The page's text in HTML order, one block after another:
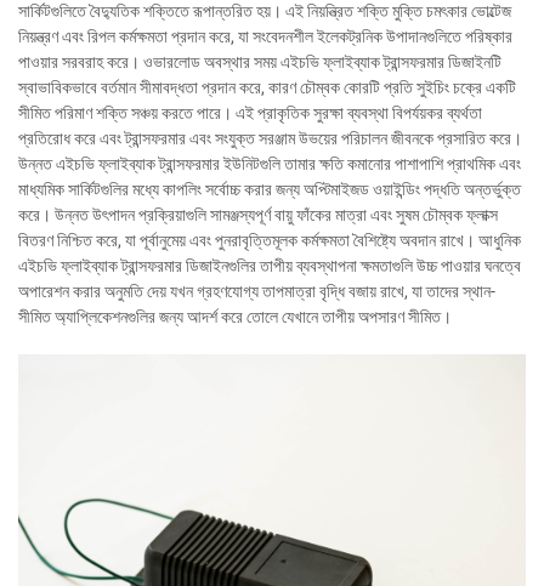
সার্কিটগুলিতে বৈদ্যুতিক শক্তিতে রূপান্তরিত হয়। এই নিয়ন্ত্রিত শক্তি মুক্তি চমৎকার ভোল্টেজ
নিয়ন্ত্রণ এবং রিপল কর্মক্ষমতা প্রদান করে, যা সংবেদনশীল ইলেকট্রনিক উপাদানগুলিতে পরিষ্কার
পাওয়ার সরবরাহ করে। ওভারলোড অবস্থার সময় এইচভি ফ্লাইব্যাক ট্রান্সফরমার ডিজাইনটি
স্বাভাবিকভাবে বর্তমান সীমাবদ্ধতা প্রদান করে, কারণ চৌম্বক কোরটি প্রতি সুইচিং চক্রে একটি
সীমিত পরিমাণ শক্তি সঞ্চয় করতে পারে। এই প্রাকৃতিক সুরক্ষা ব্যবস্থা বিপর্যয়কর ব্যর্থতা
প্রতিরোধ করে এবং ট্রান্সফরমার এবং সংযুক্ত সরঞ্জাম উভয়ের পরিচালন জীবনকে প্রসারিত করে।
উন্নত এইচভি ফ্লাইব্যাক ট্রান্সফরমার ইউনিটগুলি তামার ক্ষতি কমানোর পাশাপাশি প্রাথমিক এবং
মাধ্যমিক সার্কিটগুলির মধ্যে কাপলিং সর্বোচ্চ করার জন্য অপ্টিমাইজড ওয়াইন্ডিং পদ্ধতি অন্তর্ভুক্ত
করে। উন্নত উৎপাদন প্রক্রিয়াগুলি সামঞ্জস্যপূর্ণ বায়ু ফাঁকের মাত্রা এবং সুষম চৌম্বক ফ্লাক্স
বিতরণ নিশ্চিত করে, যা পূর্বানুমেয় এবং পুনরাবৃত্তিমূলক কর্মক্ষমতা বৈশিষ্ট্যে অবদান রাখে। আধুনিক
এইচভি ফ্লাইব্যাক ট্রান্সফরমার ডিজাইনগুলির তাপীয় ব্যবস্থাপনা ক্ষমতাগুলি উচ্চ পাওয়ার ঘনত্বে
অপারেশন করার অনুমতি দেয় যখন গ্রহণযোগ্য তাপমাত্রা বৃদ্ধি বজায় রাখে, যা তাদের স্থান-
সীমিত অ্যাপ্লিকেশনগুলির জন্য আদর্শ করে তোলে যেখানে তাপীয় অপসারণ সীমিত।